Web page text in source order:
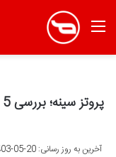
منو
آخرین به روز رسانی: 20-05-1403